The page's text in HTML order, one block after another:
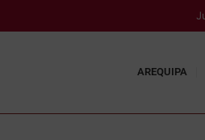
AREQUIPA